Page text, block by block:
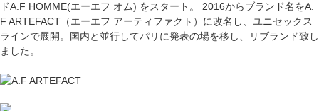
ドA.F HOMME(エーエフ オム) をスタート。 2016からブランド名をA.
F ARTEFACT（エーエフ アーティファクト）に改名し、ユニセックス
ラインで展開。国内と並行してパリに発表の場を移し、リブランド致し
ました。